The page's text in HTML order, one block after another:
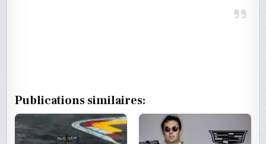
Publications similaires: